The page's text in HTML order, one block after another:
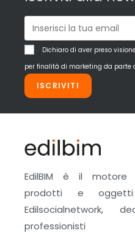
Dichiaro di aver preso
per finalità di marketing da parte
ISCRIVITI
EdilBIM è il motore
prodotti e
Edilsocialnetwork,
professionisti